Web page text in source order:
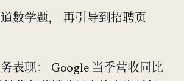
数学题， 再引导到招聘页
表现： Google 当季营收同比